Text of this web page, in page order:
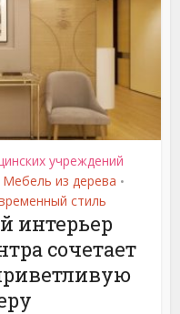
учреждений
Мебель из дерева •
стиль
интерьер
сочетает